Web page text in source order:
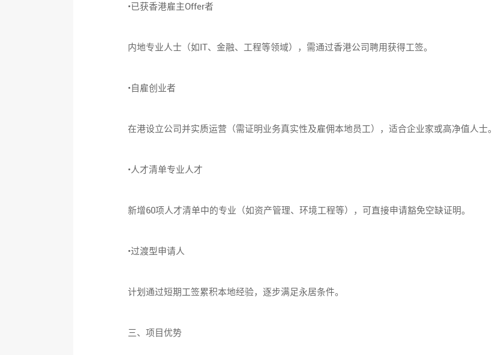
•已获香港雇主Offer者
内地专业人士（如IT、金融、工程等领域），需通过香港公司聘用获得工签。
•自雇创业者
在港设立公司并实质运营（需证明业务真实性及雇佣本地员工），适合企业家或高净值人士。
•人才清单专业人才
新增60项人才清单中的专业（如资产管理、环境工程等），可直接申请豁免空缺证明。
•过渡型申请人
计划通过短期工签累积本地经验，逐步满足永居条件。
三、项目优势